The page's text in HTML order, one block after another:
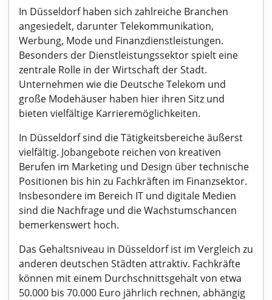
In Düsseldorf haben sich zahlreiche Branchen
angesiedelt, darunter Telekommunikation,
Werbung, Mode und Finanzdienstleistungen.
Besonders der Dienstleistungssektor spielt eine
zentrale Rolle in der Wirtschaft der Stadt.
Unternehmen wie die Deutsche Telekom und
große Modehäuser haben hier ihren Sitz und
bieten vielfältige Karrieremöglichkeiten.
In Düsseldorf sind die Tätigkeitsbereiche äußerst
vielfältig. Jobangebote reichen von kreativen
Berufen im Marketing und Design über technische
Positionen bis hin zu Fachkräften im Finanzsektor.
Insbesondere im Bereich IT und digitale Medien
sind die Nachfrage und die Wachstumschancen
bemerkenswert hoch.
Das Gehaltsniveau in Düsseldorf ist im Vergleich zu
anderen deutschen Städten attraktiv. Fachkräfte
können mit einem Durchschnittsgehalt von etwa
50.000 bis 70.000 Euro jährlich rechnen, abhängig